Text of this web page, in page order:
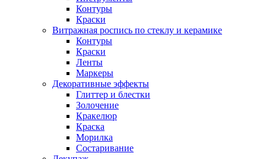
Контуры
Краски
Витражная роспись по стеклу и керамике
Контуры
Краски
Ленты
Маркеры
Декоративные эффекты
Глиттер и блестки
Золочение
Кракелюр
Краска
Морилка
Состаривание